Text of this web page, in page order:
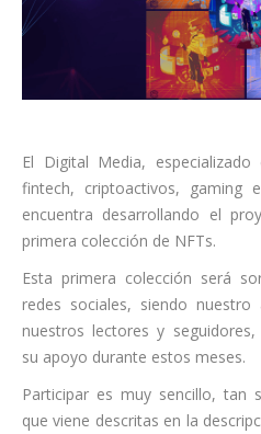
El Digital Media,
fintech, criptoactivos, gaming
encuentra desarrollando el
primera colección de NFTs.
Esta primera colección será
redes sociales, siendo
nuestros lectores y
su apoyo durante estos meses.
Participar es muy sencillo, tan
que viene descritas en la